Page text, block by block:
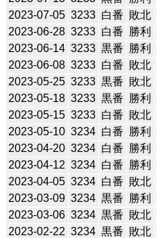
2023-07-05 3233 白番 敗北
2023-06-28 3233 白番 勝利
2023-06-14 3233 黒番 勝利
2023-06-08 3233 白番 敗北
2023-05-25 3233 黒番 敗北
2023-05-18 3233 黒番 勝利
2023-05-15 3233 白番 敗北
2023-05-10 3234 白番 勝利
2023-04-20 3234 白番 勝利
2023-04-12 3234 白番 勝利
2023-04-05 3234 白番 敗北
2023-03-09 3234 黒番 勝利
2023-03-06 3234 黒番 敗北
2023-02-22 3234 黒番 敗北